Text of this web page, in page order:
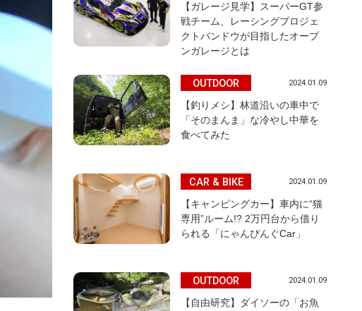
【ガレージ見学】スーパーGT参
戦チーム、レーシングプロジェ
クトバンドウが目指したオープ
ンガレージとは
OUTDOOR 2024.01.09
【釣りメシ】林道沿いの車中で
「そのまんま」な冷やし中華を
食べてみた
CAR & BIKE 2024.01.09
【キャンピングカー】車内に“猫
専用”ルーム!? 2万円台から借り
られる「にゃんぴんぐCar」
OUTDOOR 2024.01.09
【自由研究】ダイソーの「お魚